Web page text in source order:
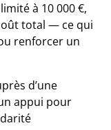
à 10 000 €,
total — ce qui
renforcer un
d’une
appui pour